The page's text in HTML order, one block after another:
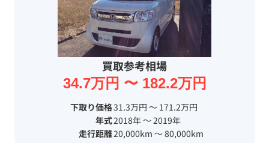
買取参考相場
34.7万円 〜 182.2万円
下取り価格31.3万円 〜 171.2万円
年式2018年 〜 2019年
走行距離20,000km 〜 80,000km